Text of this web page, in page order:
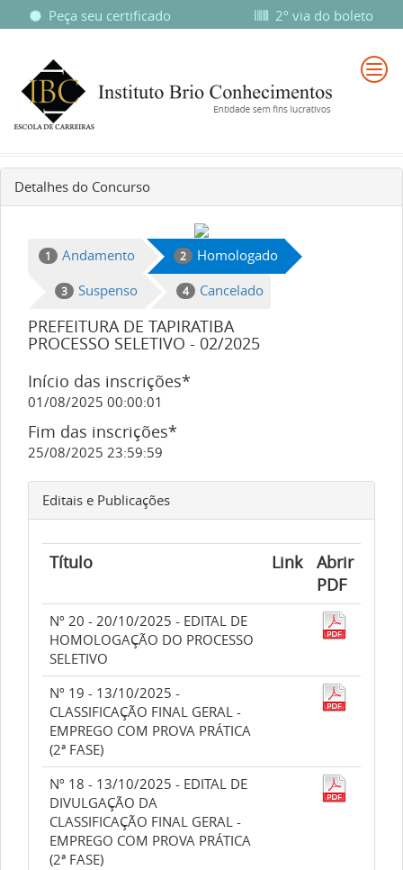
Peça seu certificado 2º via do boleto
Detalhes do Concurso
1 Andamento 2 Homologado
3 Suspenso 4 Cancelado
PREFEITURA DE TAPIRATIBA
PROCESSO SELETIVO - 02/2025
Início das inscrições*
01/08/2025 00:00:01
Fim das inscrições*
25/08/2025 23:59:59
Editais e Publicações
Título Link
Abrir
PDF
Nº 20 - 20/10/2025 - EDITAL DE
HOMOLOGAÇÃO DO PROCESSO
SELETIVO
Nº 19 - 13/10/2025 -
CLASSIFICAÇÃO FINAL GERAL -
EMPREGO COM PROVA PRÁTICA
(2ª FASE)
Nº 18 - 13/10/2025 - EDITAL DE
DIVULGAÇÃO DA
CLASSIFICAÇÃO FINAL GERAL -
EMPREGO COM PROVA PRÁTICA
(2ª FASE)